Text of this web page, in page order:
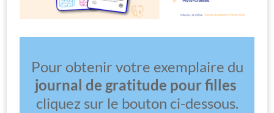
Pour obtenir votre exemplaire du
journal de gratitude pour filles
cliquez sur le bouton ci-dessous.